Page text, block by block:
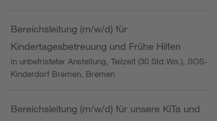
Bereichsleitung (m/w/d) für
Kindertagesbetreuung und Frühe Hilfen
in unbefristeter Anstellung, Teilzeit (30 Std.Wo.), SOS-
Kinderdorf Bremen, Bremen
Bereichsleitung (m/w/d) für unsere KiTa und